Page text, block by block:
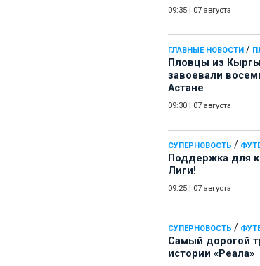
09:35 07 августа
ГЛАВНЫЕ НОВОСТИ /
Пловцы из
завоевали
Астане
09:30 07 августа
СУПЕРНОВОСТЬ /
Поддержка для
Лиги!
09:25 07 августа
СУПЕРНОВОСТЬ /
Самый дорогой
истории «Реала»